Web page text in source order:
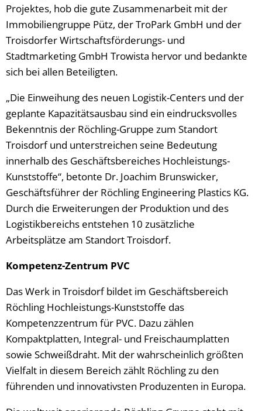
Projektes, hob die gute Zusammenarbeit mit der
Immobiliengruppe Pütz, der TroPark GmbH und der
Troisdorfer Wirtschaftsförderungs- und
Stadtmarketing GmbH Trowista hervor und bedankte
sich bei allen Beteiligten.
„Die Einweihung des neuen Logistik-Centers und der
geplante Kapazitätsausbau sind ein eindrucksvolles
Bekenntnis der Röchling-Gruppe zum Standort
Troisdorf und unterstreichen seine Bedeutung
innerhalb des Geschäftsbereiches Hochleistungs-
Kunststoffe“, betonte Dr. Joachim Brunswicker,
Geschäftsführer der Röchling Engineering Plastics KG.
Durch die Erweiterungen der Produktion und des
Logistikbereichs entstehen 10 zusätzliche
Arbeitsplätze am Standort Troisdorf.
Kompetenz-Zentrum PVC
Das Werk in Troisdorf bildet im Geschäftsbereich
Röchling Hochleistungs-Kunststoffe das
Kompetenzzentrum für PVC. Dazu zählen
Kompaktplatten, Integral- und Freischaumplatten
sowie Schweißdraht. Mit der wahrscheinlich größten
Vielfalt in diesem Bereich zählt Röchling zu den
führenden und innovativsten Produzenten in Europa.